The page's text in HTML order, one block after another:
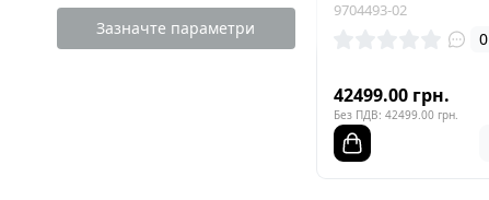
Зазначте параметри
9704493-02
0
42499.00 грн.
Без ПДВ: 42499.00 грн.